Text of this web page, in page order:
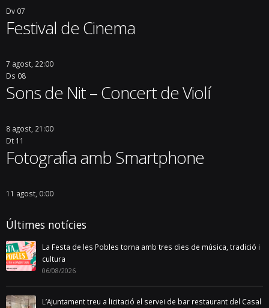
Dv 07
Festival de Cinema
7 agost, 22:00
Ds 08
Sons de Nit – Concert de Violí
8 agost, 21:00
Dt 11
Fotografia amb Smartphone
11 agost, 0:00
Últimes notícies
La Festa de les Pobles torna amb tres dies de música, tradició i
cultura
06/08/2026
L’Ajuntament treu a licitació el servei de bar restaurant del Casal